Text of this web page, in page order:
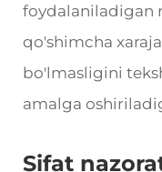
foydalaniladigan
qo'shimcha
bo'lmasligini
amalga
Sifat